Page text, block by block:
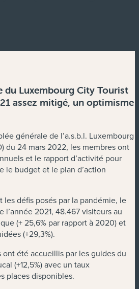
du Luxembourg City Tourist
assez mitigé, un optimisme
générale de l’a.s.b.l. Luxembourg
du 24 mars 2022, les membres ont
et le rapport d’activité pour
le budget et le plan d’action
les défis posés par la pandémie, le
l’année 2021, 48.467 visiteurs au
(+ 25,6% par rapport à 2020) et
(+29,3%).
été accueillis par les guides du
(+12,5%) avec un taux
places disponibles.